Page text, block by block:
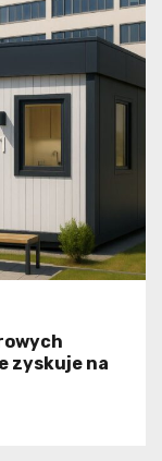
zyskuje na